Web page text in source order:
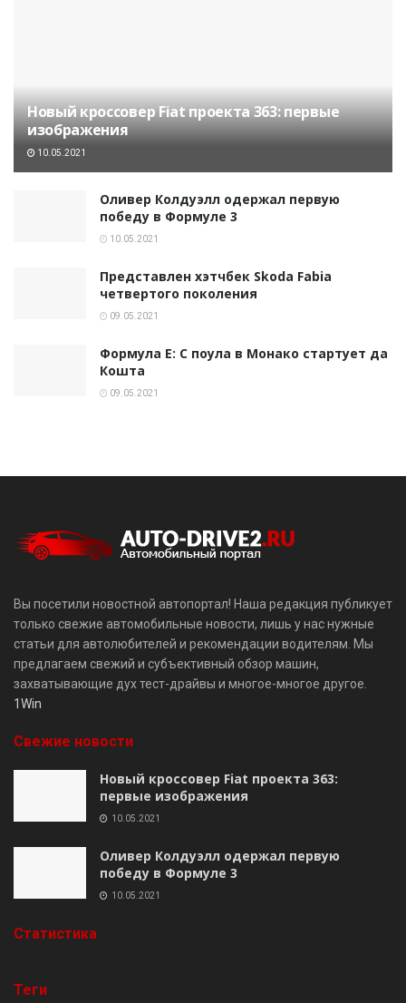
Новый кроссовер Fiat проекта 363: первые
изображения
10.05.2021
Оливер Колдуэлл одержал первую
победу в Формуле 3
10.05.2021
Представлен хэтчбек Skoda Fabia
четвертого поколения
09.05.2021
Формула E: С поула в Монако стартует да
Кошта
09.05.2021
Вы посетили новостной автопортал! Наша редакция публикует
только свежие автомобильные новости, лишь у нас нужные
статьи для автолюбителей и рекомендации водителям. Мы
предлагаем свежий и субъективный обзор машин,
захватывающие дух тест-драйвы и многое-многое другое.
1Win
Свежие новости
Новый кроссовер Fiat проекта 363:
первые изображения
10.05.2021
Оливер Колдуэлл одержал первую
победу в Формуле 3
10.05.2021
Cтатистика
Теги